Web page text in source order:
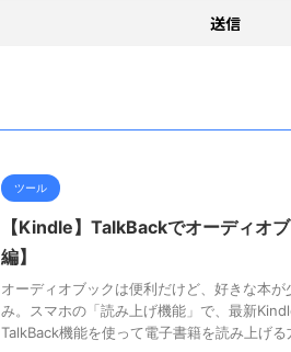
ツール
【Kindle】TalkBackでオーディオ
編】
オーディオブックは便利だけど、好きな本
み。スマホの「読み上げ機能」で、最新
TalkBack機能を使って電子書籍を読み上げる